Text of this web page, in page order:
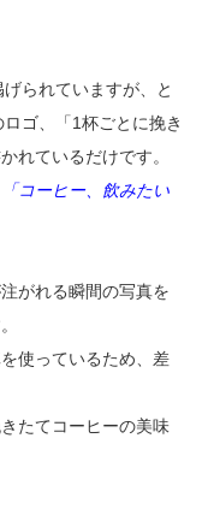
られていますが、と
ゴ、「1杯ごとに挽き
れているだけです。
「コーヒー、飲みたい
がれる瞬間の写真を
使っているため、差
たてコーヒーの美味